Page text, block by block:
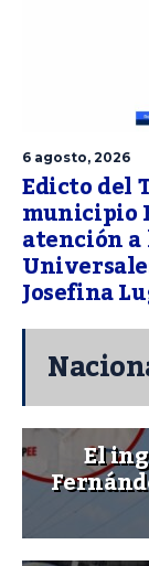
6 agosto, 2026
Edicto del
municipio
atención a
Josefina
El